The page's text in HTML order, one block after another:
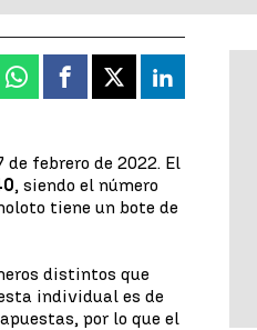
Whatsapp
Facebook
X Linkedin
de febrero de 2022. El
, siendo el número
tiene un bote de
distintos que
individual es de
por lo que el